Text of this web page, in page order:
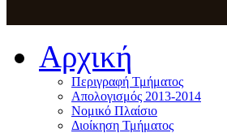
Αρχική
Περιγραφή Τμήματος
Απολογισμός 2013-2014
Νομικό Πλαίσιο
Διοίκηση Τμήματος